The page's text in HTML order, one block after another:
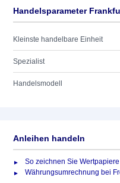
Handelsparameter
Kleinste handelbare Einheit
Spezialist
Handelsmodell
Anleihen handeln
So zeichnen Sie
Währungsumrechnung bei